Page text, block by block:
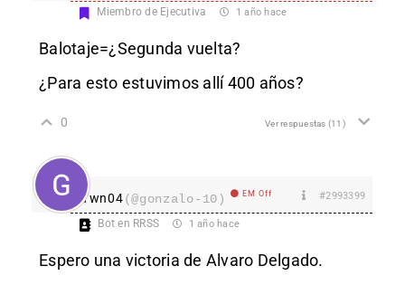
Miembro de Ejecutiva 1 año hace
Balotaje=¿Segunda vuelta?
¿Para esto estuvimos allí 400 años?
0 Ver respuestas (11)
Ywn04(@gonzalo-10) EM Off #2993399
Bot en RRSS 1 año hace
Espero una victoria de Alvaro Delgado.